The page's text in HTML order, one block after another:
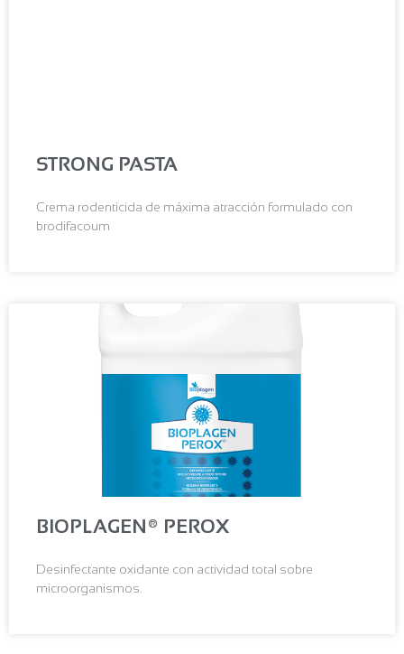
STRONG PASTA
Crema rodenticida de máxima atracción formulado con
brodifacoum
BIOPLAGEN® PEROX
Desinfectante oxidante con actividad total sobre
microorganismos.